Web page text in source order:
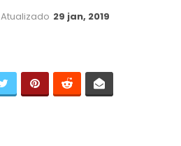
Atualizado 29 jan, 2019